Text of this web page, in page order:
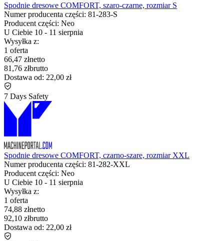
Spodnie dresowe COMFORT, szaro-czarne, rozmiar S
Numer producenta części: 81-283-S
Producent części: Neo
U Ciebie 10 - 11 sierpnia
Wysyłka z:
1 oferta
66,47 złnetto
81,76 złbrutto
Dostawa od: 22,00 zł
7 Days Safety
Spodnie dresowe COMFORT, czarno-szare, rozmiar XXL
Numer producenta części: 81-282-XXL
Producent części: Neo
U Ciebie 10 - 11 sierpnia
Wysyłka z:
1 oferta
74,88 złnetto
92,10 złbrutto
Dostawa od: 22,00 zł